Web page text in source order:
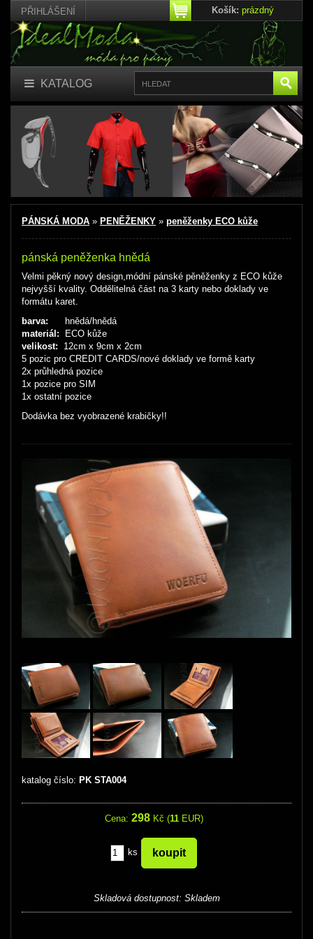
PŘIHLÁŠENÍ Košík: prázdný
KATALOG
PÁNSKÁ MODA » PENĚŽENKY » peněženky ECO kůže
pánská peněženka hnědá
Velmi pěkný nový design,módní pánské pěněženky z ECO kůže
nejvyšší kvality. Oddělitelná část na 3 karty nebo doklady ve
formátu karet.
barva:
hnědá/hnědá
materiál:
ECO kůže
velikost: 12cm x 9cm x 2cm
5 pozic pro CREDIT CARDS/nové doklady ve formě karty
2x průhledná pozice
1x pozice pro SIM
1x ostatní pozice
Dodávka bez vyobrazené krabičky!!
katalog číslo: PK STA004
Cena: 298 Kč (11EUR)
ks
Skladová dostupnost: Skladem